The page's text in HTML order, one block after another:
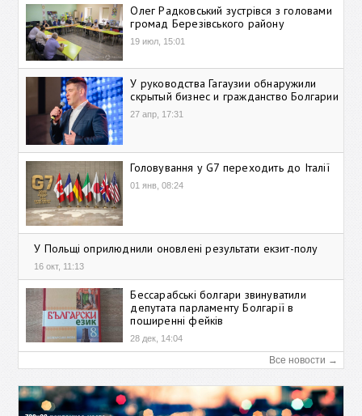
Олег Радковський зустрівся з головами
громад Березівського району
19 июл, 15:01
У руководства Гагаузии обнаружили
скрытый бизнес и гражданство Болгарии
27 апр, 17:31
Головування у G7 переходить до Італії
01 янв, 08:24
У Польщі оприлюднили оновлені результати екзит-полу
16 окт, 11:13
Бессарабські болгари звинуватили
депутата парламенту Болгарії в
поширенні фейків
28 дек, 14:04
Все новости →